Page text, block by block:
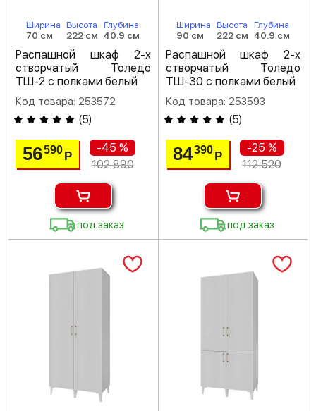
Ширина
70 см
Высота
222 см
Глубина
40.9 см
Распашной шкаф 2-х
створчатый Толедо
ТШ-2 с полками белый
Код товара: 253572
(5)
56590Р
-45 %
102 890
под заказ
Ширина
90 см
Высота
222 см
Глубина
40.9 см
Распашной шкаф 2-х
створчатый Толедо
ТШ-30 с полками белый
Код товара: 253593
(5)
84390 Р
-25 %
112 520
под заказ